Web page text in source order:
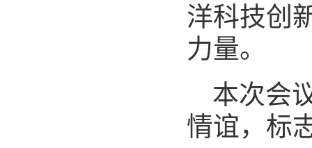
洋科技创
力量。
本次会
情谊，标